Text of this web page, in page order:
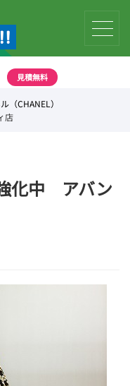
見積無料
（CHANEL）
店
化中 アバン